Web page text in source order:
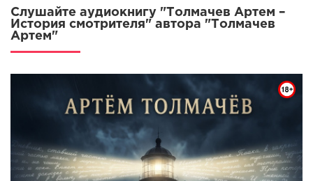
Слушайте аудиокнигу "Толмачев Артем –
История смотрителя" автора "Толмачев
Артем"